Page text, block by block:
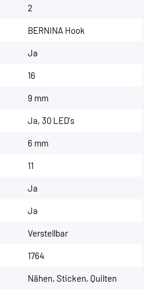
2
BERNINA Hook
Ja
16
9 mm
Ja, 30 LED's
6 mm
11
Ja
Ja
Verstellbar
1764
Nähen, Sticken, Quilten